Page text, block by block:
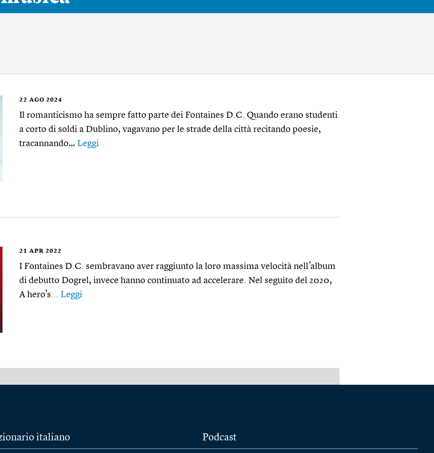
22 AGO 2024
Il romanticismo ha sempre fatto parte dei Fontaines D.C. Quando erano studenti
a corto di soldi a Dublino, vagavano per le strade della città recitando poesie,
tracannando… Leggi
21 APR 2022
I Fontaines D.C. sembravano aver raggiunto la loro massima velocità nell’album
di debutto Dogrel, invece hanno continuato ad accelerare. Nel seguito del 2020,
A hero’s... Leggi
italiano Podcast